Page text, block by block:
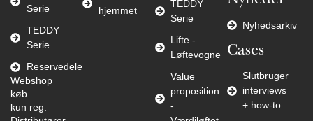
Serie
TEDDY
Serie
Reservedele
Webshop
køb
kun reg.
hjemmet
TEDDY
Serie
Lifte -
Løftevogne
Value
proposition
-
Nyhedsarkiv
Cases
Slutbruger
interviews
+ how-to